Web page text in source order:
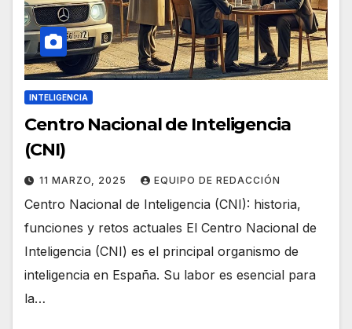
INTELIGENCIA
Centro Nacional de Inteligencia
(CNI)
11 MARZO, 2025 EQUIPO DE REDACCIÓN
Centro Nacional de Inteligencia (CNI): historia,
funciones y retos actuales El Centro Nacional de
Inteligencia (CNI) es el principal organismo de
inteligencia en España. Su labor es esencial para
la…